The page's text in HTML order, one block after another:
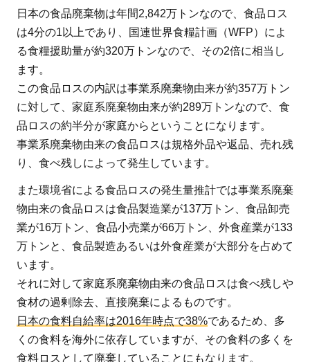
日本の食品廃棄物は年間2,842万トンなので、食品ロス
は4分の1以上であり、国連世界食糧計画（WFP）によ
る食糧援助量が約320万トンなので、その2倍に相当し
ます。
この食品ロスの内訳は事業系廃棄物由来が約357万トン
に対して、家庭系廃棄物由来が約289万トンなので、食
品ロスの約半分が家庭からということになります。
事業系廃棄物由来の食品ロスは規格外品や返品、売れ残
り、食べ残しによって発生しています。
また環境省による食品ロスの発生量推計では事業系廃棄
物由来の食品ロスは食品製造業が137万トン、食品卸売
業が16万トン、食品小売業が66万トン、外食産業が133
万トンと、食品製造あるいは外食産業が大部分を占めて
います。
それに対して家庭系廃棄物由来の食品ロスは食べ残しや
食材の過剰除去、直接廃棄によるものです。
日本の食料自給率は2016年時点で38%であるため、多
くの食料を海外に依存していますが、その食料の多くを
食料ロスとして廃棄していることにもなります。